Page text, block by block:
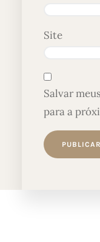
Site
Salvar
para a